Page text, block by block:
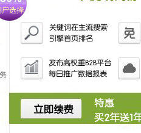
材料包括根、茎、叶、花、
压制和干燥处理而成平面花
用物理和化学方法，将植
花材，经过巧妙构思，制
片和生活日用品等植物制